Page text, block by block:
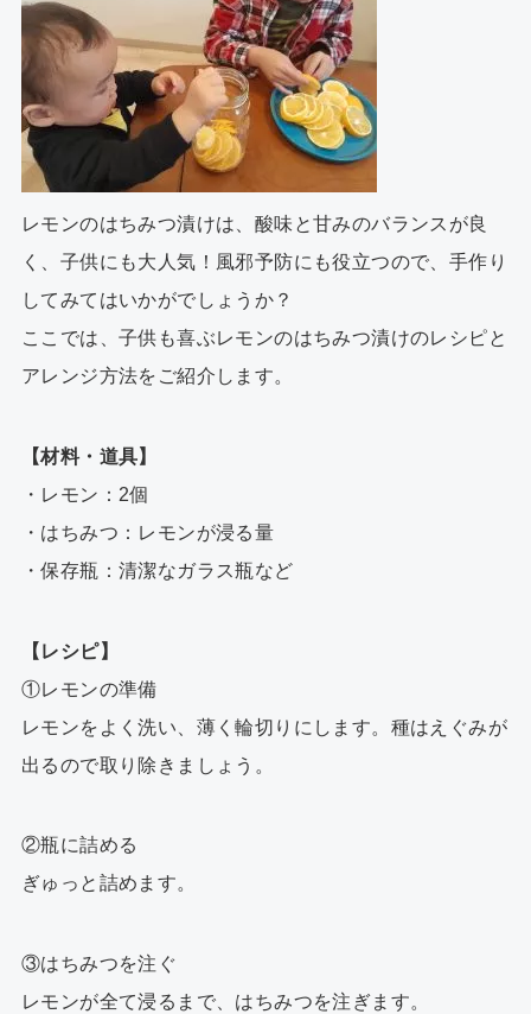
レモンのはちみつ漬けは、酸味と甘みのバランスが良
く、子供にも大人気！風邪予防にも役立つので、手作り
してみてはいかがでしょうか？
ここでは、子供も喜ぶレモンのはちみつ漬けのレシピと
アレンジ方法をご紹介します。
【材料・道具】
・レモン：2個
・はちみつ：レモンが浸る量
・保存瓶：清潔なガラス瓶など
【レシピ】
①レモンの準備
レモンをよく洗い、薄く輪切りにします。種はえぐみが
出るので取り除きましょう。
②瓶に詰める
ぎゅっと詰めます。
③はちみつを注ぐ
レモンが全て浸るまで、はちみつを注ぎます。